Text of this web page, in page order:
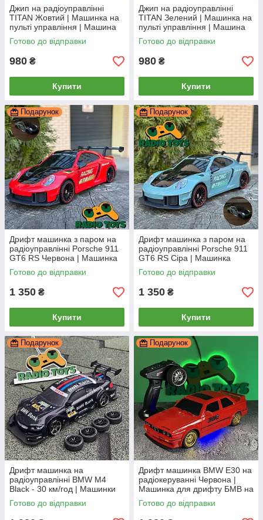
Джип на радіоуправлінні
TITAN Жовтий | Машинка на
пульті управління | Машина
на радіокеруванні
Готово до відправки
980 ₴
Купити
Джип на радіоуправлінні
TITAN Зелений | Машинка на
пульті управління | Машина
на радіокеруванні
Готово до відправки
980 ₴
Купити
Подарунок
Дрифт машинка з паром на
радіоуправлінні Porsche 911
GT6 RS Червона | Машинка
Порш для дрифту на пульті з
димом
Готово до відправки
1 350 ₴
Купити
Подарунок
Дрифт машинка з паром на
радіоуправлінні Porsche 911
GT6 RS Сіра | Машинка
Порш для дрифту на пульті з
димом
Готово до відправки
1 350 ₴
Купити
Подарунок
Дрифт машинка на
радіоуправлінні BMW M4
Black - 30 км/год | Машинки
для дрифту на пульті
управління Дрифт машина
Готово до відправки
Подарунок
Дрифт машинка BMW Е30 на
радіокеруванні Червона |
Машинка для дрифту БМВ на
радіоуправлінні | На
акумуляторі
Готово до відправки